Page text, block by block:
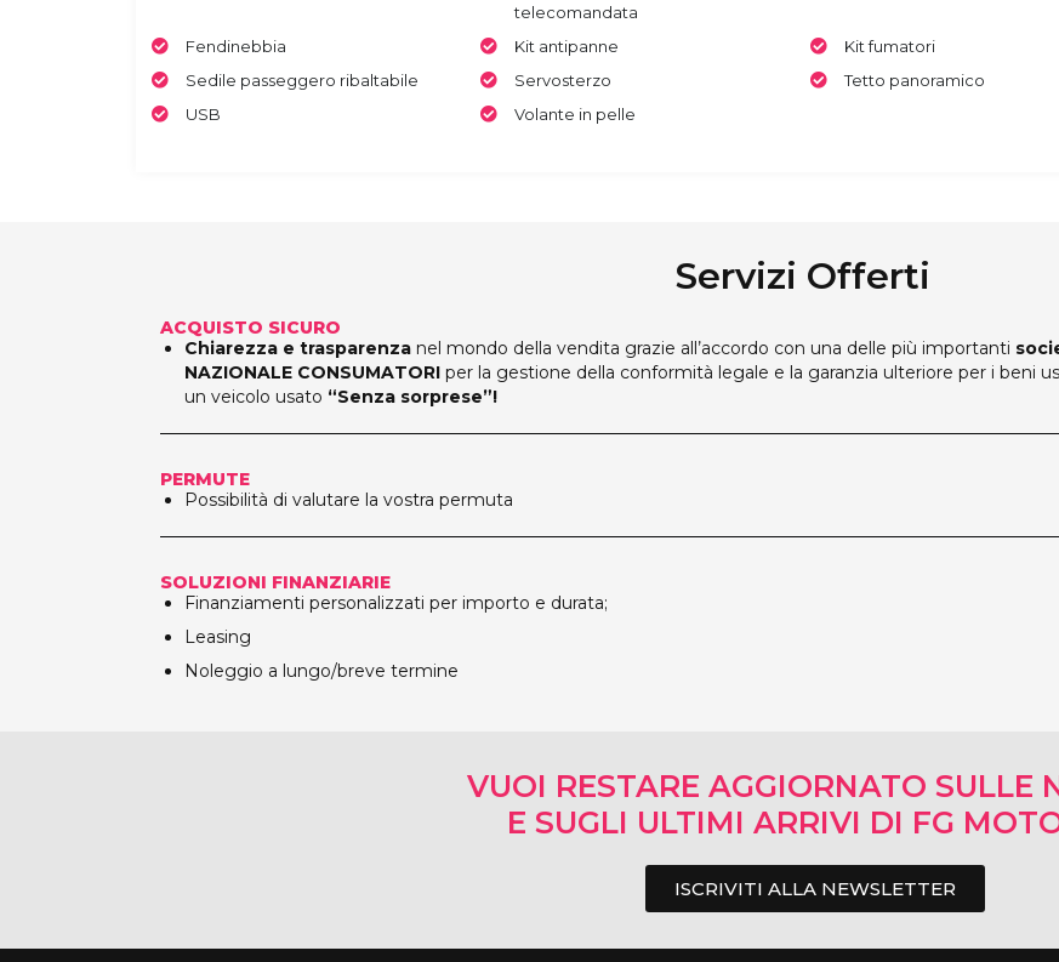
telecomandata
Fendinebbia Kit antipanne Kit fumatori
Sedile passeggero ribaltabile
Servosterzo Tetto panoramico
USB
Volante in pelle
Servizi Offerti
ACQUISTO SICURO
Chiarezza e trasparenza nel mondo della vendita grazie all’accordo con una delle più importanti
NAZIONALE CONSUMATORI per la gestione della conformità legale e la garanzia ulteriore per i beni
un veicolo usato “Senza sorprese”!
PERMUTE
Possibilità di valutare la vostra permuta
SOLUZIONI FINANZIARIE
Finanziamenti personalizzati per importo e durata;
Leasing
Noleggio a lungo/breve termine
VUOI RESTARE AGGIORNATO SULLE
E SUGLI ULTIMI ARRIVI DI FG
ISCRIVITI ALLA NEWSLETTER